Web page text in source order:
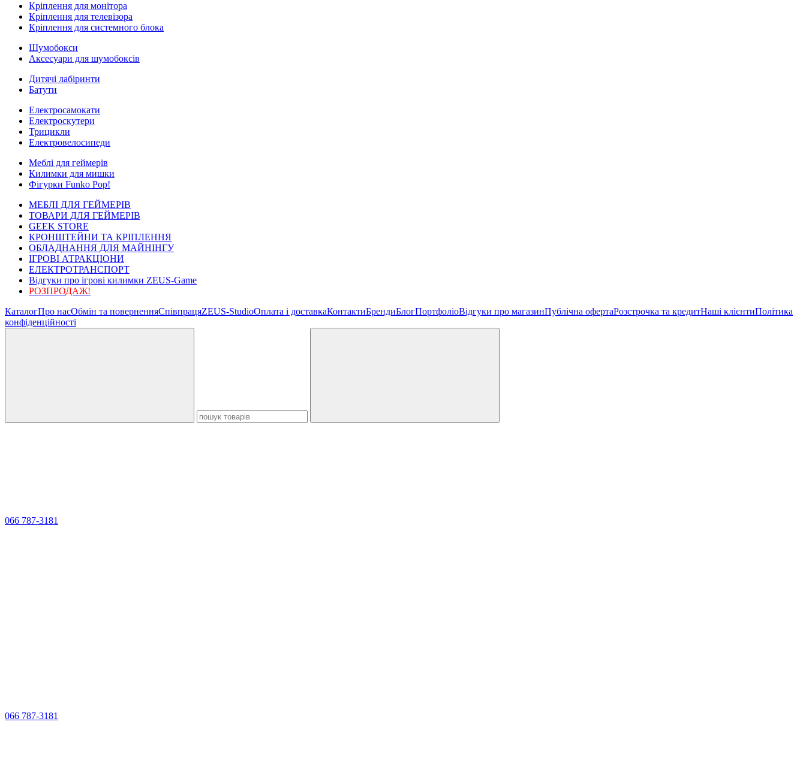
Кріплення для монітора
Кріплення для телевізора
Кріплення для системного блока
Шумобокси
Аксесуари для шумобоксів
Дитячі лабіринти
Батути
Електросамокати
Електроскутери
Трицикли
Електровелосипеди
Меблі для геймерів
Килимки для мишки
Фігурки Funko Pop!
МЕБЛІ ДЛЯ ГЕЙМЕРІВ
ТОВАРИ ДЛЯ ГЕЙМЕРІВ
GEEK STORE
КРОНШТЕЙНИ ТА КРІПЛЕННЯ
ОБЛАДНАННЯ ДЛЯ МАЙНІНГУ
ІГРОВІ АТРАКЦІОНИ
ЕЛЕКТРОТРАНСПОРТ
Відгуки про ігрові килимки ZEUS-Game
РОЗПРОДАЖ!
КаталогПро насОбмін та поверненняСпівпрацяZEUS-StudioОплата і доставкаКонтактиБрендиБлогПортфоліоВідгуки про магазинПублічна офертаРозстрочка та кредитНаші клієнтиПолітика
конфіденційності
066 787-3181
066 787-3181